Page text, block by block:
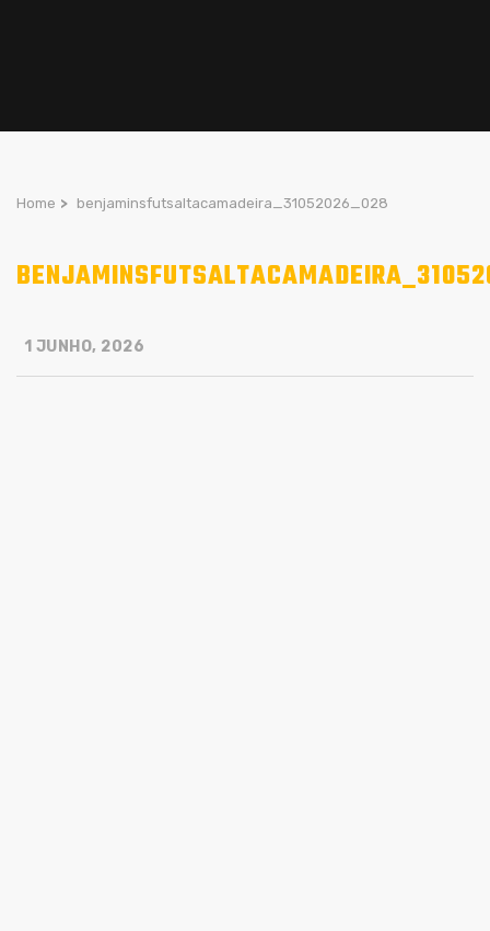
Home > benjaminsfutsaltacamadeira_31052026_028
1 JUNHO, 2026